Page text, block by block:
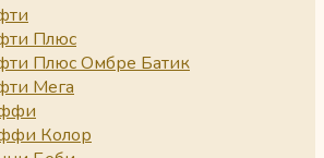
Плюс
Плюс Омбре Батик
Мега
Колор